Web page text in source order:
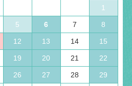
1
5 6 7 8
12 13 14 15
19 20 21 22
26 27 28 29